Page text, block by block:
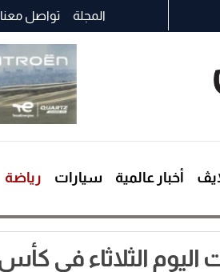
المجلة تواصل معنا
أخبار عالمية سيارات رياضة